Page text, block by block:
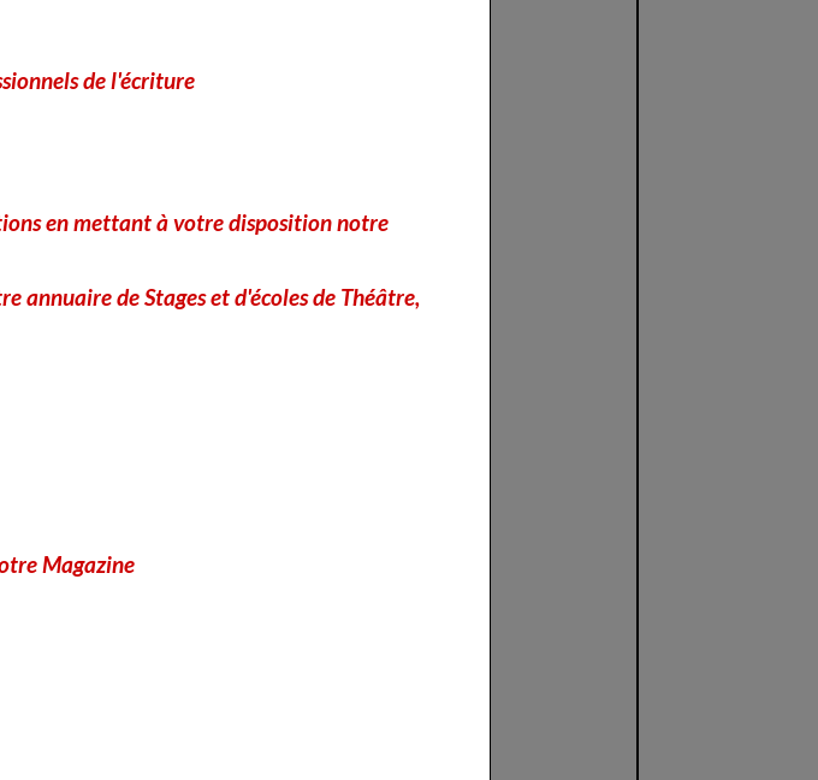
de l'écriture
en mettant à votre disposition notre
annuaire de Stages et d'écoles de Théâtre,
Magazine